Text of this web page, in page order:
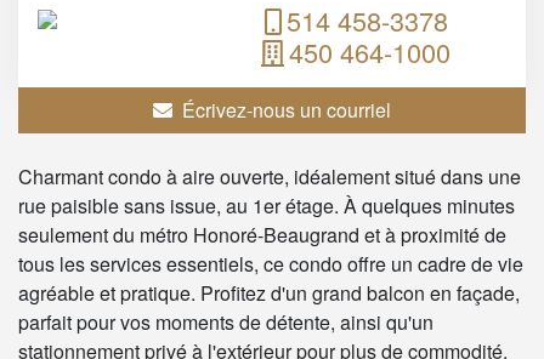
514 458-3378
450 464-1000
Écrivez-nous un courriel
Charmant condo à aire ouverte, idéalement situé dans une
rue paisible sans issue, au 1er étage. À quelques minutes
seulement du métro Honoré-Beaugrand et à proximité de
tous les services essentiels, ce condo offre un cadre de vie
agréable et pratique. Profitez d'un grand balcon en façade,
parfait pour vos moments de détente, ainsi qu'un
stationnement privé à l'extérieur pour plus de commodité.